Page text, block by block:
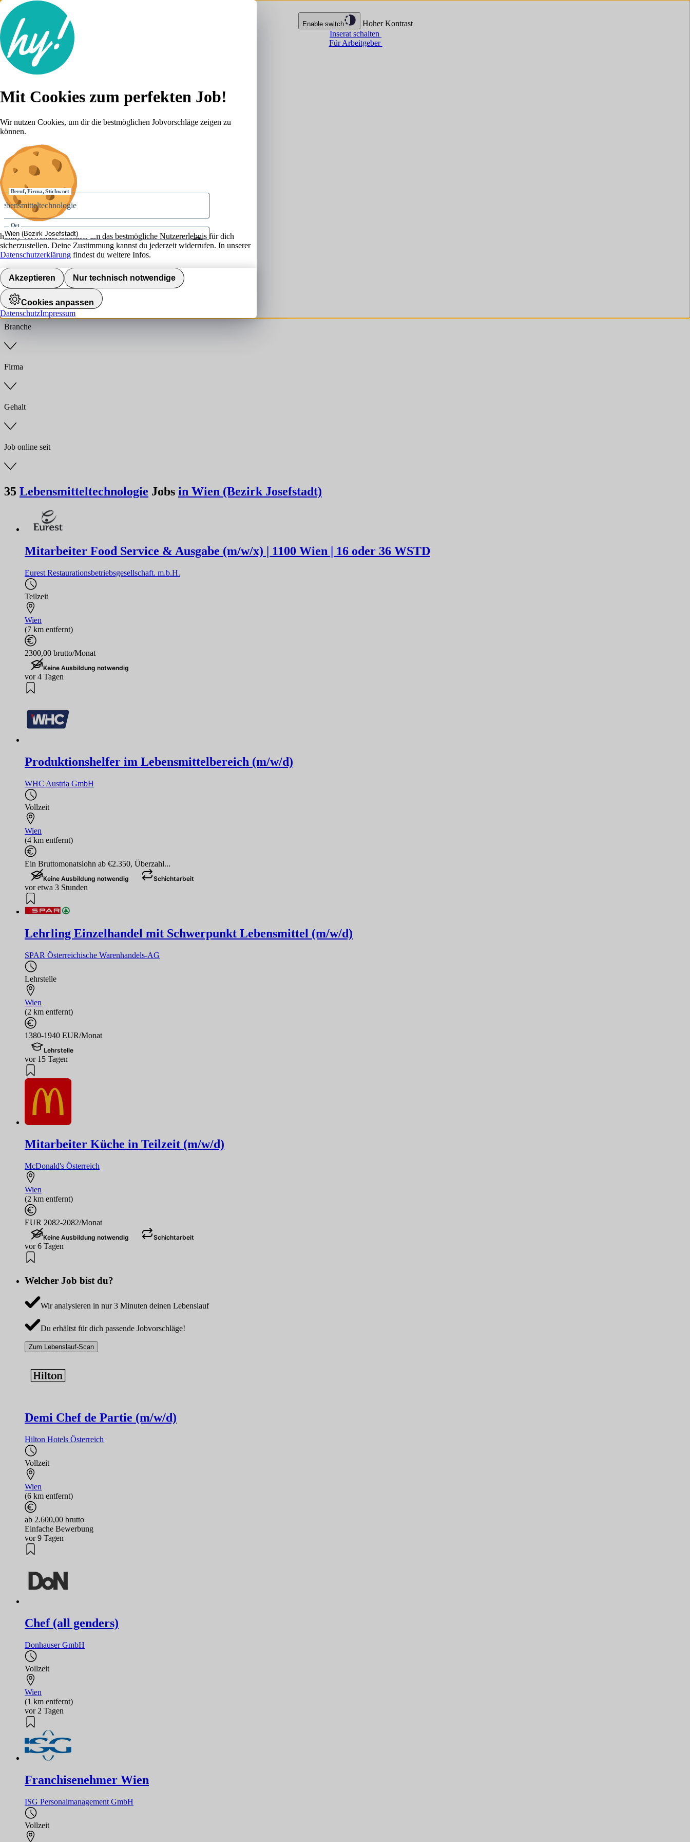
Enable switch
Hoher Kontrast
Inserat schalten
Für Arbeitgeber
Lebenslauf
Karriere-Tipps
Anmelden
Beruf, Firma, Stichwort
Ort
Umkreis
Jobs finden
Anstellungsart
Branche
Firma
Gehalt
Job online seit
35 Lebensmitteltechnologie Jobs in Wien (Bezirk Josefstadt)
Mitarbeiter Food Service & Ausgabe (m/w/x) | 1100 Wien | 16 oder 36 WSTD
Eurest Restaurationsbetriebsgesellschaft. m.b.H.
Teilzeit
Wien
(7 km entfernt)
2300,00 brutto/Monat
Keine Ausbildung notwendig
vor 4 Tagen
Produktionshelfer im Lebensmittelbereich (m/w/d)
WHC Austria GmbH
Vollzeit
Wien
(4 km entfernt)
Ein Bruttomonatslohn ab €2.350, Überzahl...
Keine Ausbildung notwendig Schichtarbeit
vor etwa 3 Stunden
Lehrling Einzelhandel mit Schwerpunkt Lebensmittel (m/w/d)
SPAR Österreichische Warenhandels-AG
Lehrstelle
Wien
(2 km entfernt)
1380-1940 EUR/Monat
Lehrstelle
vor 15 Tagen
Mitarbeiter Küche in Teilzeit (m/w/d)
McDonald's Österreich
Wien
(2 km entfernt)
EUR 2082-2082/Monat
Keine Ausbildung notwendig Schichtarbeit
vor 6 Tagen
Welcher Job bist du?
Wir analysieren in nur 3 Minuten deinen Lebenslauf
Du erhältst für dich passende Jobvorschläge!
Zum Lebenslauf-Scan
Demi Chef de Partie (m/w/d)
Hilton Hotels Österreich
Vollzeit
Wien
(6 km entfernt)
ab 2.600,00 brutto
Einfache Bewerbung
vor 9 Tagen
Chef (all genders)
Donhauser GmbH
Vollzeit
Wien
(1 km entfernt)
vor 2 Tagen
Franchisenehmer Wien
ISG Personalmanagement GmbH
Vollzeit
Mit Cookies zum perfekten Job!
Wir nutzen Cookies, um dir die bestmöglichen Jobvorschläge zeigen zu
können.
hokify verwendet Cookies, um das bestmögliche Nutzererlebnis für dich
sicherzustellen. Deine Zustimmung kannst du jederzeit widerrufen. In unserer
Datenschutzerklärung findest du weitere Infos.
Akzeptieren Nur technisch notwendige
Cookies anpassen
DatenschutzImpressum